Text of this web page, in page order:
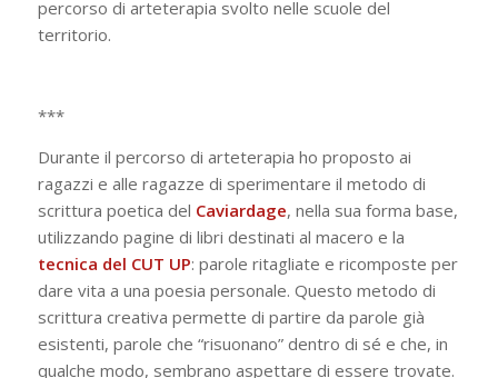
percorso di arteterapia svolto nelle scuole del
territorio.
***
Durante il percorso di arteterapia ho proposto ai
ragazzi e alle ragazze di sperimentare il metodo di
scrittura poetica del Caviardage, nella sua forma base,
utilizzando pagine di libri destinati al macero e la
tecnica del CUT UP: parole ritagliate e ricomposte per
dare vita a una poesia personale. Questo metodo di
scrittura creativa permette di partire da parole già
esistenti, parole che “risuonano” dentro di sé e che, in
qualche modo, sembrano aspettare di essere trovate.